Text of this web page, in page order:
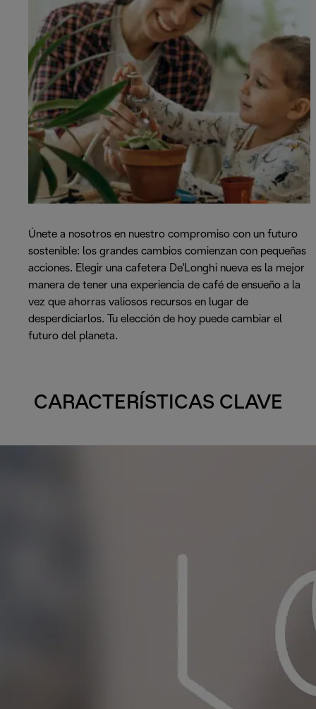
Únete a nosotros en nuestro compromiso con un futuro
sostenible: los grandes cambios comienzan con pequeñas
acciones. Elegir una cafetera De'Longhi nueva es la mejor
manera de tener una experiencia de café de ensueño a la
vez que ahorras valiosos recursos en lugar de
desperdiciarlos. Tu elección de hoy puede cambiar el
futuro del planeta.
CARACTERÍSTICAS CLAVE